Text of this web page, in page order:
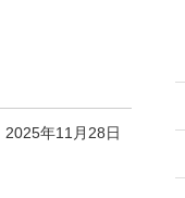
2025年11月28日